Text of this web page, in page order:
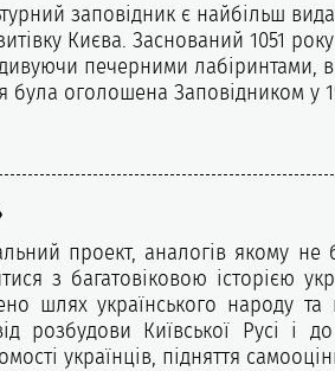
заповідник є найбільш
Києва. Заснований 1051
печерними лабіринтами,
була оголошена Заповідником у
проект, аналогів якому
з багатовіковою історією
шлях українського народу
розбудови Київської Русі і
українців, підняття